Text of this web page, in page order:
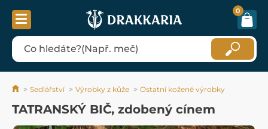
0
Sedlářství Výrobky z kůže Ostatní kožené výrobky
TATRANSKÝ BIČ, zdobený cínem